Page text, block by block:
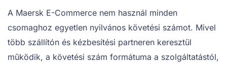
A Maersk E-Commerce nem használ minden
csomaghoz egyetlen nyilvános követési számot. Mivel
több szállítón és kézbesítési partneren keresztül
működik, a követési szám formátuma a szolgáltatástól,